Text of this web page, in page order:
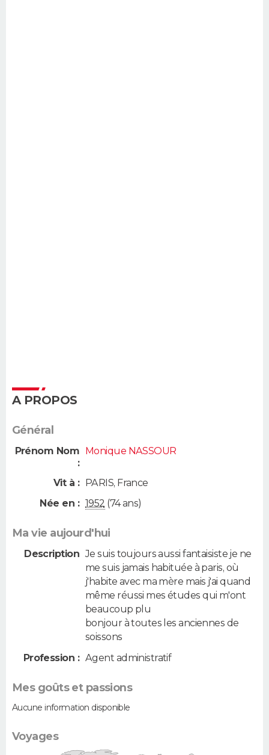
A PROPOS
Général
Prénom Nom
:
Monique NASSOUR
Vit à : PARIS, France
Née en : 1952 (74 ans)
Ma vie aujourd'hui
Description Je suis toujours aussi fantaisiste je ne
me suis jamais habituée à paris, où
j'habite avec ma mère mais j'ai quand
même réussi mes études qui m'ont
beaucoup plu
bonjour à toutes les anciennes de
soissons
Profession : Agent administratif
Mes goûts et passions
Aucune information disponible
Voyages